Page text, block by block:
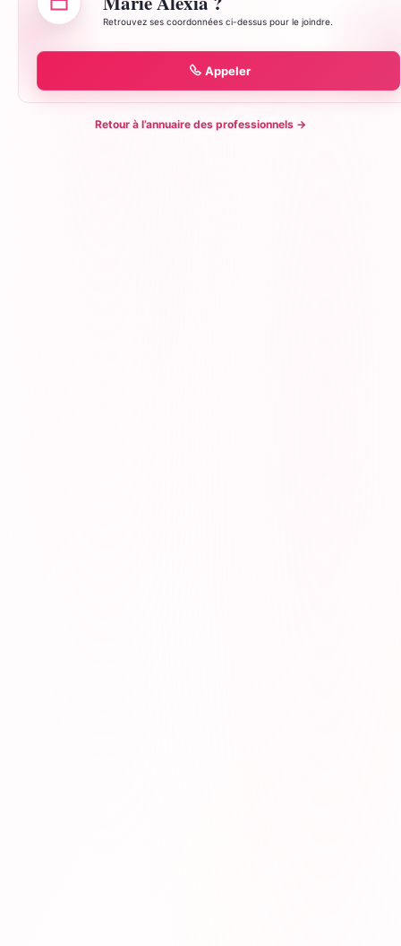
Retrouvez ses coordonnées ci-dessus pour le joindre.
Appeler
Retour à l’annuaire des professionnels →